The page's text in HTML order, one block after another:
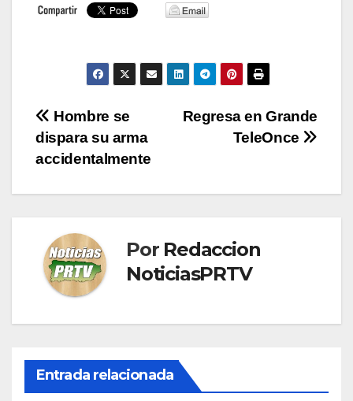
Navegación
de
entradas
Regresa en Grande
TeleOnce
Hombre se
dispara su arma
accidentalmente
Por Redaccion
NoticiasPRTV
Entrada relacionada